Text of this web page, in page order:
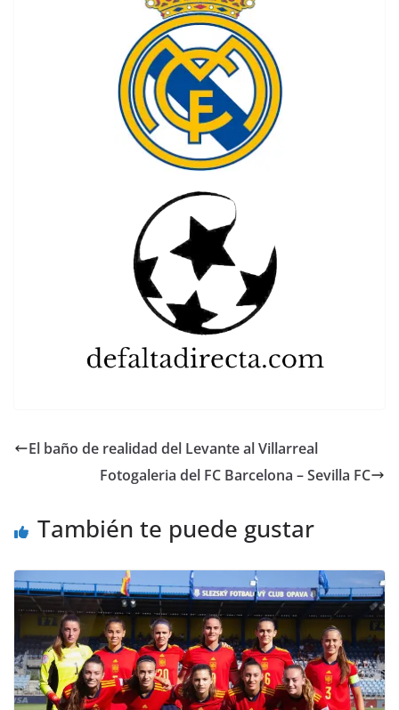
El baño de realidad del Levante al Villarreal
Fotogaleria del FC Barcelona – Sevilla FC
También te puede gustar